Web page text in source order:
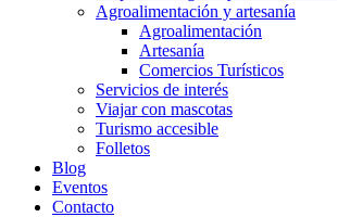
Agroalimentación y artesanía
Agroalimentación
Artesanía
Comercios Turísticos
Servicios de interés
Viajar con mascotas
Turismo accesible
Folletos
Blog
Eventos
Contacto